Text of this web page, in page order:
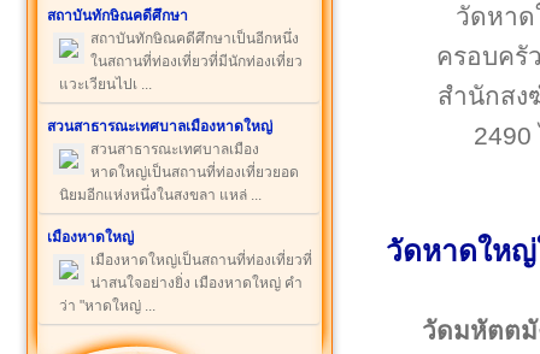
สถาบันทักษิณคดีศึกษา
สถาบันทักษิณคดีศึกษาเป็นอีกหนึ่ง
ในสถานที่ท่องเที่ยวที่มีนักท่องเที่ยว
แวะเวียนไปเ ...
สวนสาธารณะเทศบาลเมืองหาดใหญ่
สวนสาธารณะเทศบาลเมือง
หาดใหญ่เป็นสถานที่ท่องเที่ยวยอด
นิยมอีกแห่งหนึ่งในสงขลา แหล่ ...
เมืองหาดใหญ่
เมืองหาดใหญ่เป็นสถานที่ท่องเที่ยวที่
น่าสนใจอย่างยิ่ง เมืองหาดใหญ่ คำ
ว่า "หาดใหญ่ ...
วัดหาด
ครอบครั
สำนักสง
2490
วัดหาดใหญ่
วัดมหัตตมั